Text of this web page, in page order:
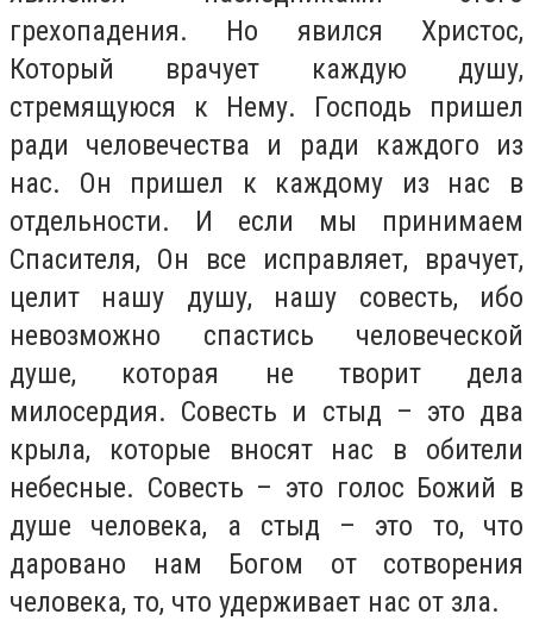
грехопадения. Но явился Христос,
Который врачует каждую душу,
стремящуюся к Нему. Господь пришел
ради человечества и ради каждого из
нас. Он пришел к каждому из нас в
отдельности. И если мы принимаем
Спасителя, Он все исправляет, врачует,
целит нашу душу, нашу совесть, ибо
невозможно спастись человеческой
душе, которая не творит дела
милосердия. Совесть и стыд – это два
крыла, которые вносят нас в обители
небесные. Совесть – это голос Божий в
душе человека, а стыд – это то, что
даровано нам Богом от сотворения
человека, то, что удерживает нас от зла.